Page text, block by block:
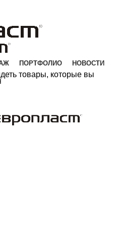
ПОРТФОЛИО
НОВОСТИ
товары, которые вы